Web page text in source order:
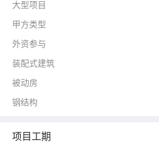
大型项目
甲方类型
外资参与
装配式建筑
被动房
钢结构
项目工期